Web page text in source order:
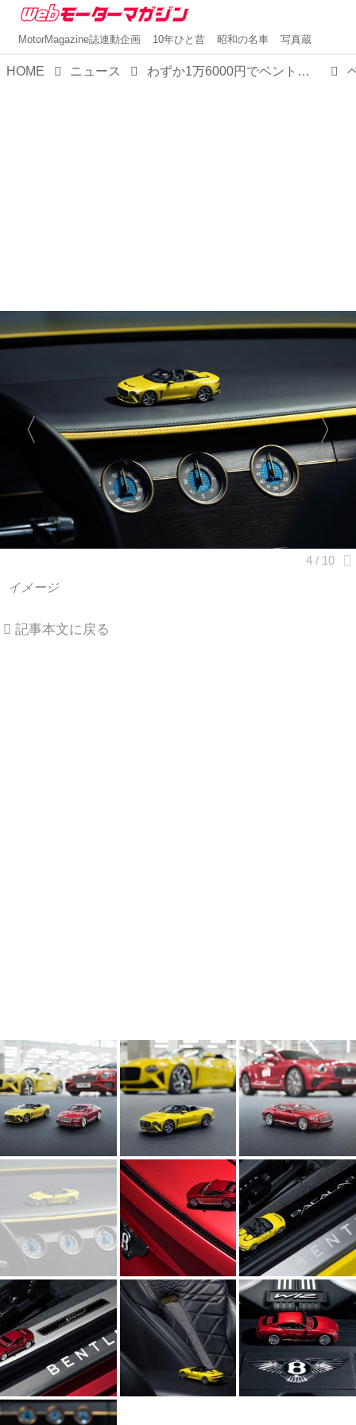
MotorMagazine誌連動企画 10年ひと昔 昭和の名車 写真蔵
HOME ニュース わずか1万6000円でベントレーオーナーに！？ベントレーコレクションに「バカラル」と「コンチネンタルGTスピード」のミニカーが登場。
イメージ
記事本文に戻る